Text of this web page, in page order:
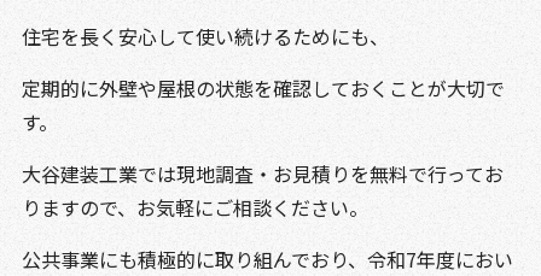
住宅を長く安心して使い続けるためにも、
定期的に外壁や屋根の状態を確認しておくことが大切で
す。
大谷建装工業では現地調査・お見積りを無料で行ってお
りますので、お気軽にご相談ください。
公共事業にも積極的に取り組んでおり、令和7年度におい